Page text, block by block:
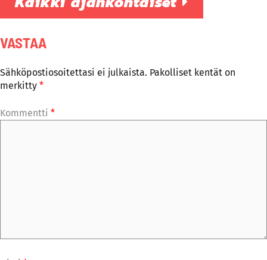
VASTAA
Sähköpostiosoitettasi ei julkaista. Pakolliset kentät on
merkitty *
Kommentti *